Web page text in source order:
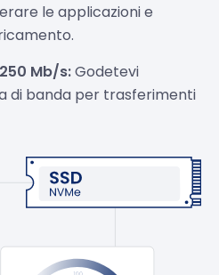
le applicazioni e
Mb/s:Godetevi
di banda per trasferimenti